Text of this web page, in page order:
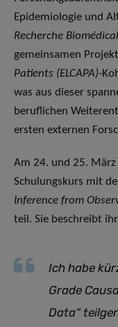
Epidemiologie und
Recherche Biomédical
gemeinsamen
Patients (ELCAPA)-
was aus dieser
beruflichen
ersten externen
Am 24. und 25. März
Schulungskurs mit
Inference from
teil. Sie beschreibt
Ich habe
Grade
Data“